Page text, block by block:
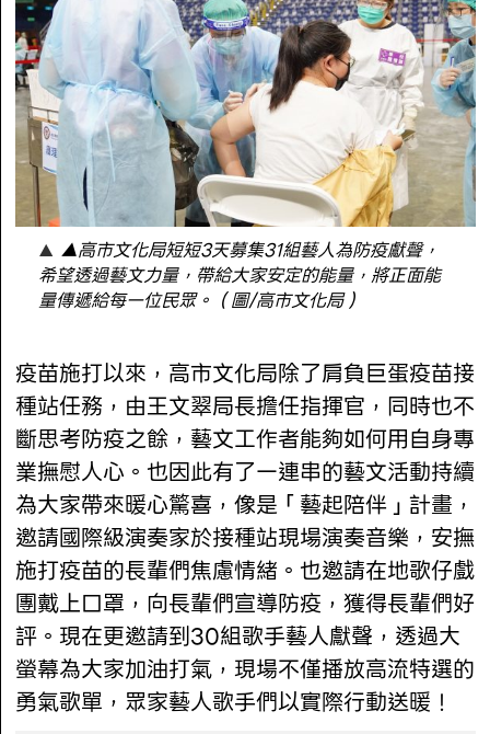
▲高市文化局短短3天募集31組藝人為防疫獻聲，
希望透過藝文力量，帶給大家安定的能量，將正面能
量傳遞給每一位民眾。（圖/高市文化局）
疫苗施打以來，高市文化局除了肩負巨蛋疫苗接
種站任務，由王文翠局長擔任指揮官，同時也不
斷思考防疫之餘，藝文工作者能夠如何用自身專
業撫慰人心。也因此有了一連串的藝文活動持續
為大家帶來暖心驚喜，像是「藝起陪伴」計畫，
邀請國際級演奏家於接種站現場演奏音樂，安撫
施打疫苗的長輩們焦慮情緒。也邀請在地歌仔戲
團戴上口罩，向長輩們宣導防疫，獲得長輩們好
評。現在更邀請到30組歌手藝人獻聲，透過大
螢幕為大家加油打氣，現場不僅播放高流特選的
勇氣歌單，眾家藝人歌手們以實際行動送暖！